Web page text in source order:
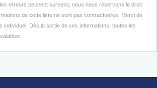
erreurs peuvent survenir, nous nous réservons le droit
de cette liste ne sont pas contractuelles. Merci de
individuel. Dès la sortie de ces informations, toutes les